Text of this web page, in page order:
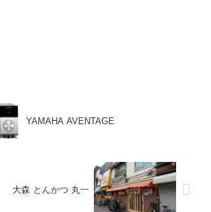
YAMAHA AVENTAGE
大森 とんかつ 丸一